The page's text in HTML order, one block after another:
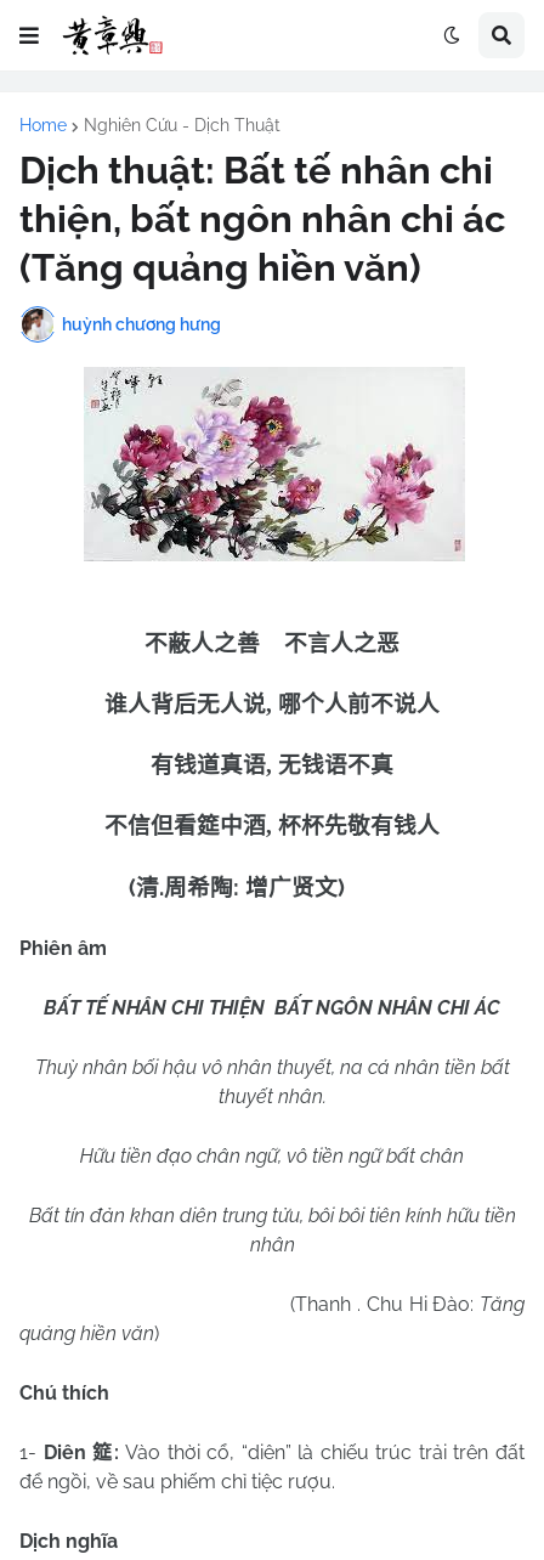
Home Nghiên Cứu - Dịch Thuật
Dịch thuật: Bất tế nhân chi
thiện, bất ngôn nhân chi ác
(Tăng quảng hiền văn)
huỳnh chương hưng
不蔽人之善 不言人之恶
谁人背后无人说, 哪个人前不说人
有钱道真语, 无钱语不真
不信但看筵中酒, 杯杯先敬有钱人
(清.周希陶: 增广贤文)
Phiên âm
BẤT TẾ NHÂN CHI THIỆN BẤT NGÔN NHÂN CHI ÁC
Thuỳ nhân bối hậu vô nhân thuyết, na cá nhân tiền bất
thuyết nhân.
Hữu tiền đạo chân ngữ, vô tiền ngữ bất chân
Bất tín đản khan diên trung tửu, bôi bôi tiên kính hữu tiền
nhân
(Thanh . Chu Hi Đào: Tăng
quảng hiền văn)
Chú thích
1- Diên筵:Vào thời cổ, “diên” là chiếu trúc trải trên đất
để ngồi, về sau phiếm chỉ tiệc rượu.
Dịch nghĩa